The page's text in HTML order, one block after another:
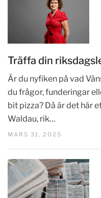
Träffa din
Är du nyfiken på vad
du frågor, funderingar
bit pizza? Då är det här
Waldau, rik…
MARS 31, 2025